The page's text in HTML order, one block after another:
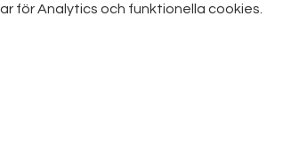
för Analytics och funktionella cookies.